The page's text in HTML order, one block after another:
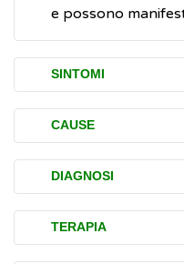
e possono
SINTOMI
affaticamento
più comune,
muscoli
muscoli del
sensazione di
intolleranza all'
CAUSE
Molteplici sono
all'instaurarsi di
Le distrofie
DIAGNOSI
Considerata la
diverse forme di
TERAPIA